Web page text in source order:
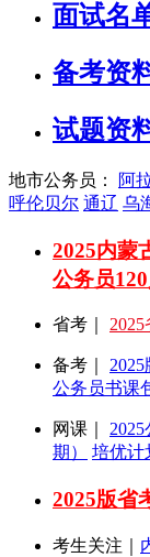
面试名
备考资
试题资
地市公务员： 阿
呼伦贝尔 通辽 乌
2025内蒙
公务员120
省考｜
备考｜
公务员书课
网课｜
期）
培优计
2025版省
考生关注｜